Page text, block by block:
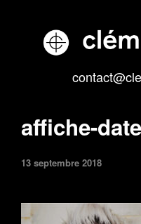
affiche-
13 septembre 2018